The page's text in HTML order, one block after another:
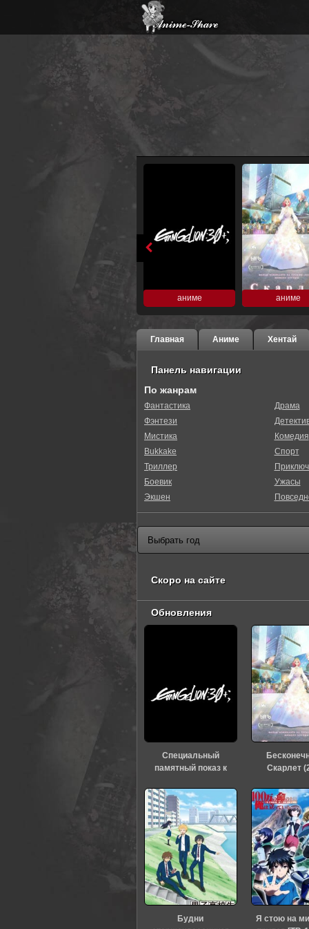
аниме аниме
Главная Аниме Хентай
Панель навигации
По жанрам
Фантастика
Фэнтези
Мистика
Bukkake
Триллер
Боевик
Экшен
Драма
Комедия
Спорт
Ужасы
Скоро на сайте
Обновления
Специальный
памятный показ к
«Евангелиона» (2026)
Скарлет
Будни
Я стою на